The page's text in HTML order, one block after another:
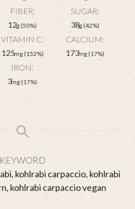
FIBER:
12g(50%)
SUGAR:
38g(42%)
VITAMIN C:
125mg(152%)
CALCIUM:
173mg(17%)
IRON:
3mg(17%)
KEYWORD
kohlrabi carpaccio, kohlrabi
kohlrabi carpaccio vegan